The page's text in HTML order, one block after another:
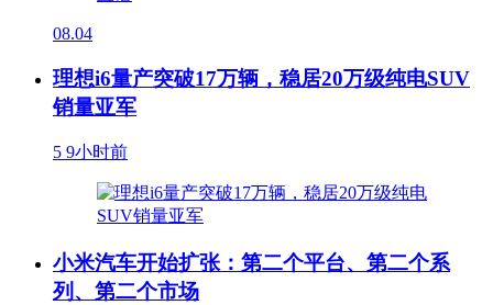
08.04
理想i6量产突破17万辆，稳居20万级纯电SUV
销量亚军
5 9小时前
小米汽车开始扩张：第二个平台、第二个系
列、第二个市场